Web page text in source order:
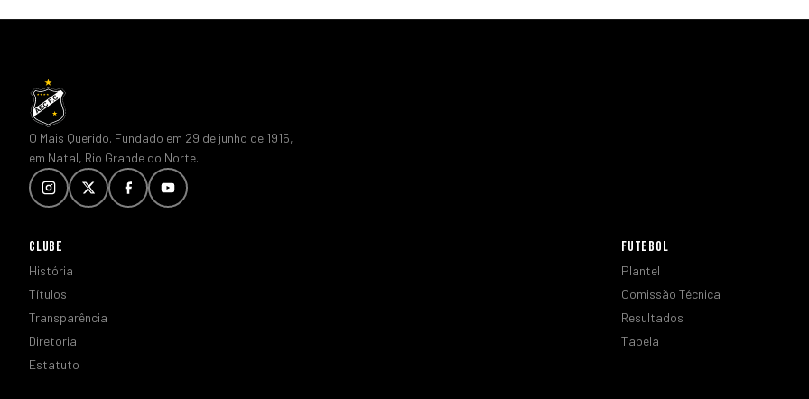
O Mais Querido. Fundado em 29 de junho de 1915,
em Natal, Rio Grande do Norte.
CLUBE
História
Títulos
Transparência
Diretoria
Estatuto
FUTEBOL
Plantel
Comissão Técnica
Resultados
Tabela